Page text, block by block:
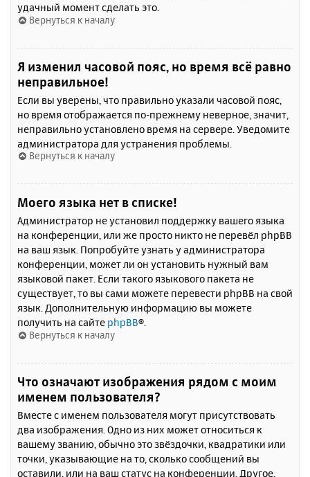
удачный момент сделать это.
Вернуться к началу
Я изменил часовой пояс, но время всё равно
неправильное!
Если вы уверены, что правильно указали часовой пояс,
но время отображается по-прежнему неверное, значит,
неправильно установлено время на сервере. Уведомите
администратора для устранения проблемы.
Вернуться к началу
Моего языка нет в списке!
Администратор не установил поддержку вашего языка
на конференции, или же просто никто не перевёл phpBB
на ваш язык. Попробуйте узнать у администратора
конференции, может ли он установить нужный вам
языковой пакет. Если такого языкового пакета не
существует, то вы сами можете перевести phpBB на свой
язык. Дополнительную информацию вы можете
получить на сайте phpBB®.
Вернуться к началу
Что означают изображения рядом с моим
именем пользователя?
Вместе с именем пользователя могут присутствовать
два изображения. Одно из них может относиться к
вашему званию, обычно это звёздочки, квадратики или
точки, указывающие на то, сколько сообщений вы
оставили, или на ваш статус на конференции. Другое,